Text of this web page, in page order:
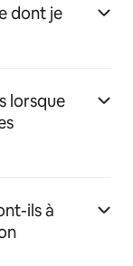
dont je
lorsque
ils à